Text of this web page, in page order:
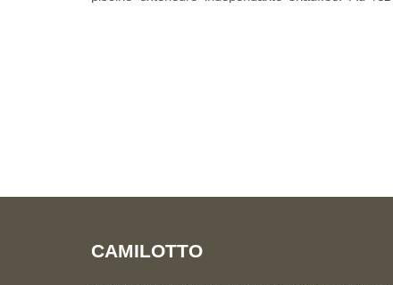
CAMILOTTO